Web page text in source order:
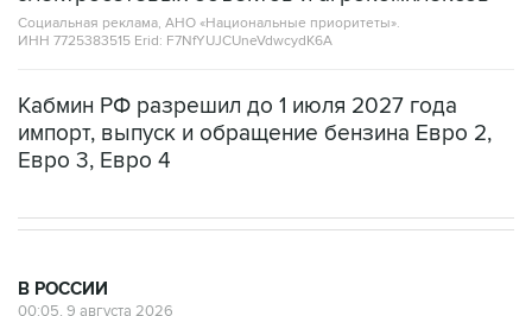
Кабмин РФ разрешил до 1 июля 2027 года
Евро 3, Евро 4
Ряд улиц перекроют 9 августа в